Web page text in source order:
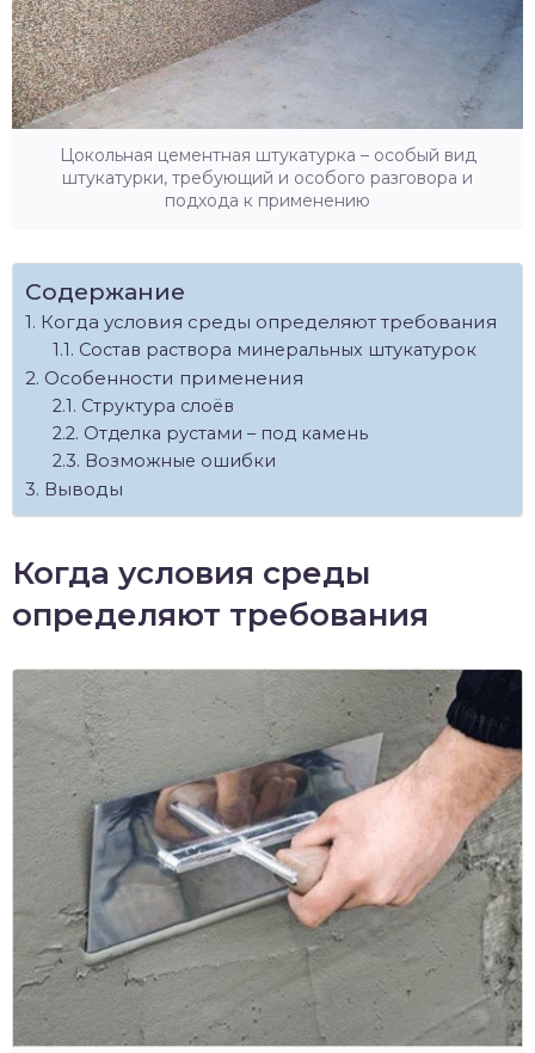
Цокольная цементная штукатурка – особый вид
штукатурки, требующий и особого разговора и
подхода к применению
Содержание
Когда условия среды определяют требования
Состав раствора минеральных штукатурок
Особенности применения
Структура слоёв
Отделка рустами – под камень
Возможные ошибки
Выводы
Когда условия среды
определяют требования